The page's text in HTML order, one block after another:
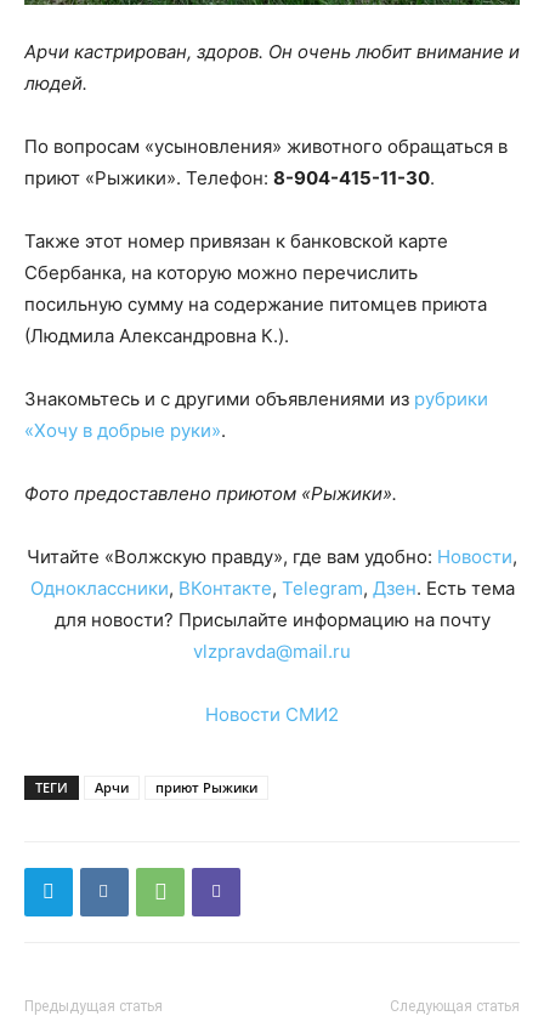
Арчи кастрирован, здоров. Он очень любит внимание и
людей.
По вопросам «усыновления» животного обращаться в
приют «Рыжики». Телефон: 8-904-415-11-30.
Также этот номер привязан к банковской карте
Сбербанка, на которую можно перечислить
посильную сумму на содержание питомцев приюта
(Людмила Александровна К.).
Знакомьтесь и с другими объявлениями из рубрики
«Хочу в добрые руки».
Фото предоставлено приютом «Рыжики».
Читайте «Волжскую правду», где вам удобно: Новости,
Одноклассники, ВКонтакте, Telegram, Дзен. Есть тема
для новости? Присылайте информацию на почту
vlzpravda@mail.ru
Новости СМИ2
ТЕГИ Арчи приют Рыжики
Предыдущая статья Следующая статья